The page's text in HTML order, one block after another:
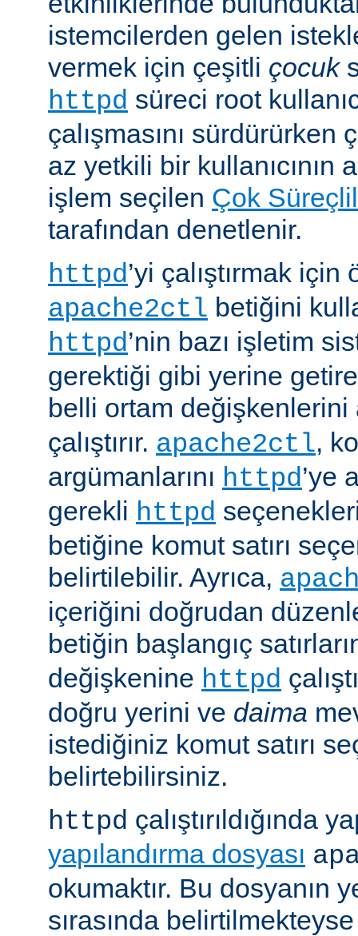
istemcilerden gelen
vermek için çeşitli çocuk
httpd süreci root
çalışmasını
az yetkili bir kullanıcının
işlem seçilen Çok
tarafından denetlenir.
httpd’yi çalıştırmak
apache2ctl betiğini
httpd’nin bazı işletim
gerektiği gibi yerine
belli ortam
çalıştırır. apache2ctl,
argümanlarını httpd’ye
gerekli httpd
betiğine komut satırı
belirtilebilir. Ayrıca,
içeriğini doğrudan
betiğin başlangıç
değişkenine httpd
doğru yerini ve daima
istediğiniz komut satırı
belirtebilirsiniz.
httpd çalıştırıldığında
yapılandırma dosyası
okumaktır. Bu dosyanın
sırasında